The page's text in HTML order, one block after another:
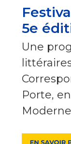
5e
Une
Porte,